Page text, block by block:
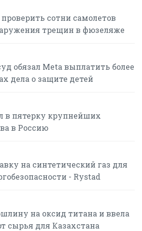
сотни самолетов
трещин в фюзеляже
обязал Meta выплатить более
дела о защите детей
в пятерку крупнейших
в Россию
на синтетический газ для
- Rystad
на оксид титана и ввела
сырья для Казахстана